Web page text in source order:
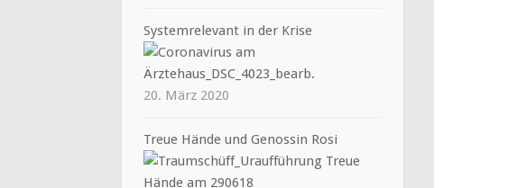
Systemrelevant in der Krise
20. März 2020
Treue Hände und Genossin Rosi